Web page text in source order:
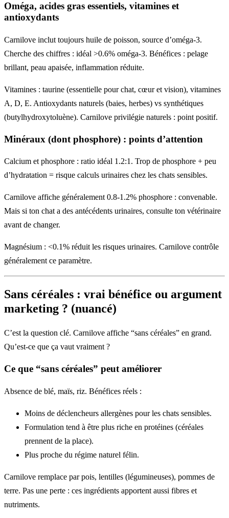
Oméga, acides gras essentiels, vitamines et
antioxydants
Carnilove inclut toujours huile de poisson, source d’oméga-3.
Cherche des chiffres : idéal >0.6% oméga-3. Bénéfices : pelage
brillant, peau apaisée, inflammation réduite.
Vitamines : taurine (essentielle pour chat, cœur et vision), vitamines
A, D, E. Antioxydants naturels (baies, herbes) vs synthétiques
(butylhydroxytoluène). Carnilove privilégie naturels : point positif.
Minéraux (dont phosphore) : points d’attention
Calcium et phosphore : ratio idéal 1.2:1. Trop de phosphore + peu
d’hydratation = risque calculs urinaires chez les chats sensibles.
Carnilove affiche généralement 0.8-1.2% phosphore : convenable.
Mais si ton chat a des antécédents urinaires, consulte ton vétérinaire
avant de changer.
Magnésium : <0.1% réduit les risques urinaires. Carnilove contrôle
généralement ce paramètre.
Sans céréales : vrai bénéfice ou argument
marketing ? (nuancé)
C’est la question clé. Carnilove affiche “sans céréales” en grand.
Qu’est-ce que ça vaut vraiment ?
Ce que “sans céréales” peut améliorer
Absence de blé, maïs, riz. Bénéfices réels :
Moins de déclencheurs allergènes pour les chats sensibles.
Formulation tend à être plus riche en protéines (céréales
prennent de la place).
Plus proche du régime naturel félin.
Carnilove remplace par pois, lentilles (légumineuses), pommes de
terre. Pas une perte : ces ingrédients apportent aussi fibres et
nutriments.